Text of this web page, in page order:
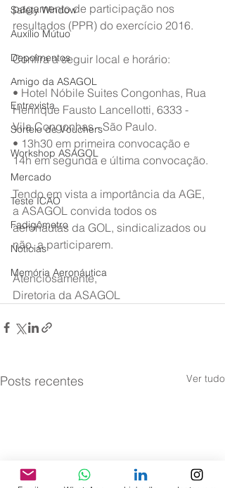
Safety Window
Auxílio Mútuo
Depoimentos
Amigo da ASAGOL
Entrevista
Sorteio de Vouchers
Workshop ASAGOL
Mercado
Teste ICAO
Fadigômetro
Notícias
Memória Aeronáutica
pagamento de participação nos
resultados (PPR) do exercício 2016.
Confira a seguir local e horário:
• Hotel Nóbile Suites Congonhas, Rua
Henrique Fausto Lancellotti, 6333 -
Vila Congonhas - São Paulo.
• 13h30 em primeira convocação e
14h em segunda e última convocação.
Tendo em vista a importância da AGE,
a ASAGOL convida todos os
aeronautas da GOL, sindicalizados ou
não, a participarem.
Atenciosamente,
Diretoria da ASAGOL
Posts recentes Ver tudo